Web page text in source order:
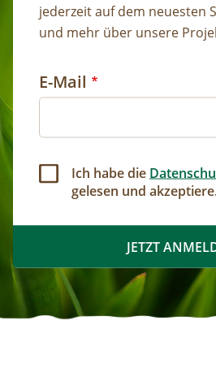
jederzeit auf dem neuesten
und mehr über unsere
E-Mail
Ich habe die
gelesen und